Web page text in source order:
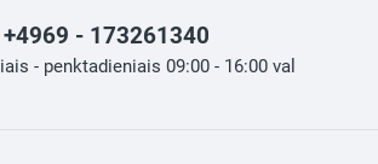
+4969 - 173261340
- penktadieniais 09:00 - 16:00 val